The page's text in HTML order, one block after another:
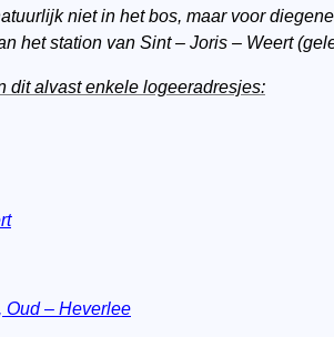
niet in het bos, maar voor
het station van Sint – Joris – Weert
dit alvast enkele logeeradresjes:
Oud – Heverlee